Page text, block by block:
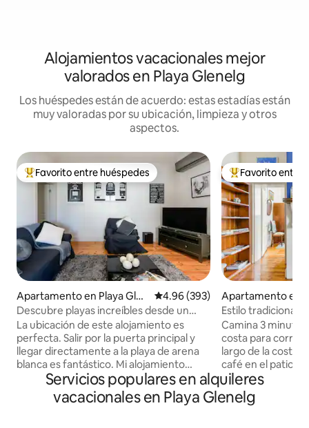
Alojamientos vacacionales mejor
valorados en Playa Glenelg
Los huéspedes están de acuerdo: estas estadías están
muy valoradas por su ubicación, limpieza y otros
aspectos.
Favorito entre huéspedes preferido
Favorito entre huéspedes
Apartamento en Playa Glen
elg
Calificación promedio: 4.96 de
4.96 (393)
Descubre playas increíbles desde un
fabuloso apartamento en Glenelg
La ubicación de este alojamiento es
perfecta. Salir por la puerta principal y
llegar directamente a la playa de arena
blanca es fantástico. Mi alojamiento
cuenta con todo el equipamiento
moderno necesario para una estancia
agradable y cómoda. Estoy disponible las
Favorito entre
Favorito entre
Apartamento en
uth
Estilo tradicional
un acogedor
Camina 3
costa para correr
largo de la costa
café en el patio
tablas de los
altos aportan un
que el baño
Servicios populares en alquileres
vacacionales en Playa Glenelg